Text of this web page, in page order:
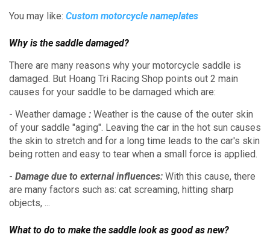
You may like: Custom motorcycle nameplates
Why is the saddle damaged?
There are many reasons why your motorcycle saddle is
damaged. But Hoang Tri Racing Shop points out 2 main
causes for your saddle to be damaged which are:
- Weather damage : Weather is the cause of the outer skin
of your saddle "aging". Leaving the car in the hot sun causes
the skin to stretch and for a long time leads to the car's skin
being rotten and easy to tear when a small force is applied.
- Damage due to external influences: With this cause, there
are many factors such as: cat screaming, hitting sharp
objects, ...
What to do to make the saddle look as good as new?